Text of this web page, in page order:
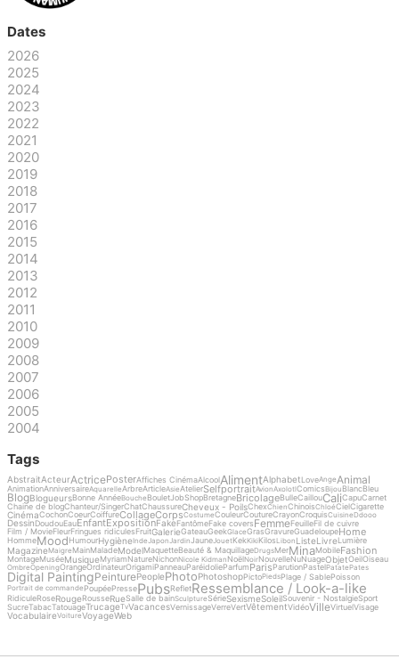
Dates
2026
2025
2024
2023
2022
2021
2020
2019
2018
2017
2016
2015
2014
2013
2012
2011
2010
2009
2008
2007
2006
2005
2004
Tags
AbstraitActeurActricePosterAffiches CinémaAlcoolAlimentAlphabetLoveAnge Animal
AnimationAnniversaireAquarelleArbreArticleAsieAtelierSelfportraitAvionAxolotlComicsBijou BlancBleu
BlogBlogueursBonne AnnéeBouche BouletJobShopBretagneBricolageBulleCaillouCaliCapuCarnet
Chaine de blogChanteur/SingerChatChaussureCheveux - PoilsChexChienChinoisChloéCielCigarette
CinémaCochonCoeurCoiffureCollageCorpsCostumeCouleurCoutureCrayonCroquisCuisineDdooo
DessinDoudouEauEnfantExpositionFakeFantômeFake coversFemmeFeuilleFil de cuivre
Film / MovieFleurFringues ridiculesFruitGalerieGateauGeekGlaceGrasGravureGuadeloupeHome
HommeMoodHumourHygièneInde Japon JardinJaune Jouet KekKikiKilosLibon ListeLivreLumière
MagazineMaigre MainMaladeModelMaquetteBeauté & MaquillageDrugsMerMinaMobileFashion
MontageMuséeMusiqueMyriamNatureNichonNicole Kidman NoëlNoirNouvelleNuNuageObjetOeilOiseau
OmbreOpeningOrangeOrdinateurOrigamiPanneauParéidolieParfumParisParutionPastelPatatePates
Digital PaintingPeinturePeoplePhotoPhotoshopPictoPiedsPlage / SablePoisson
Portrait de commande PoupéePressePubsRefletRessemblance / Look-a-like
RidiculeRoseRougeRousseRueSalle de bainSculptureSérieSexismeSoleilSouvenir - NostalgieSport
SucreTabacTatouageTrucageTvVacancesVernissageVerreVertVêtementVidéoVilleVirtuelVisage
VocabulaireVoitureVoyageWeb